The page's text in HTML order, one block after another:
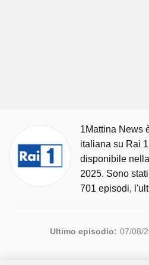
1Mattina News
italiana su Rai
disponibile
2025. Sono
701 episodi,
Ultimo episodio: 07/08/